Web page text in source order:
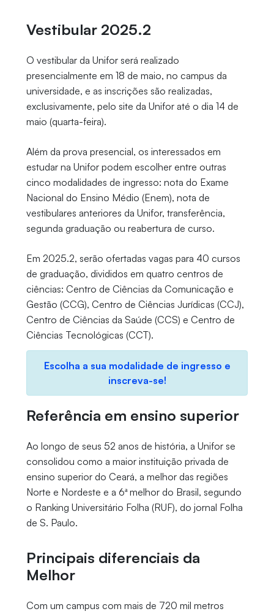
Vestibular 2025.2
O vestibular da Unifor será realizado
presencialmente em 18 de maio, no campus da
universidade, e as inscrições são realizadas,
exclusivamente, pelo site da Unifor até o dia 14 de
maio (quarta-feira).
Além da prova presencial, os interessados em
estudar na Unifor podem escolher entre outras
cinco modalidades de ingresso: nota do Exame
Nacional do Ensino Médio (Enem), nota de
vestibulares anteriores da Unifor, transferência,
segunda graduação ou reabertura de curso.
Em 2025.2, serão ofertadas vagas para 40 cursos
de graduação, divididos em quatro centros de
ciências: Centro de Ciências da Comunicação e
Gestão (CCG), Centro de Ciências Jurídicas (CCJ),
Centro de Ciências da Saúde (CCS) e Centro de
Ciências Tecnológicas (CCT).
Escolha a sua modalidade de ingresso e
inscreva-se!
Referência em ensino superior
Ao longo de seus 52 anos de história, a Unifor se
consolidou como a maior instituição privada de
ensino superior do Ceará, a melhor das regiões
Norte e Nordeste e a 6ª melhor do Brasil, segundo
o Ranking Universitário Folha (RUF), do jornal Folha
de S. Paulo.
Principais diferenciais da
Melhor
Com um campus com mais de 720 mil metros